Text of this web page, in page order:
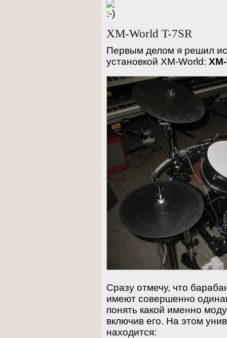
XM-World T-7SR
Первым делом я решил
установкой ХM-World:
Сразу отмечу, что
имеют совершенно
понять какой именно
включив его. На этом
находится: